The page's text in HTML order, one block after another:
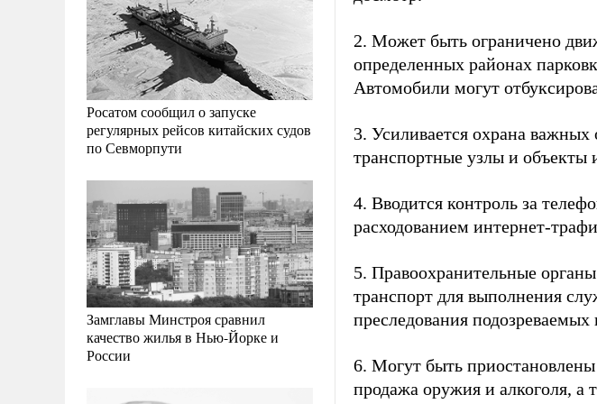
Росатом сообщил о запуске
регулярных рейсов китайских судов
по Севморпути
Замглавы Минстроя сравнил
качество жилья в Нью-Йорке и
России
2. Может быть ограничено
определенных районах
Автомобили могут
3. Усиливается охрана важных
транспортные узлы и объекты
4. Вводится контроль за
расходованием интернет-
5. Правоохранительные
транспорт для выполнения
преследования
6. Могут быть
продажа оружия и алкоголя, а